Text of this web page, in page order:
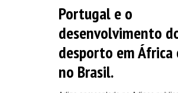
Portugal e o
desenvolvimento
desporto em África
no Brasil.